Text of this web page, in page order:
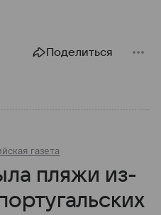
Поделиться
газета
пляжи из-